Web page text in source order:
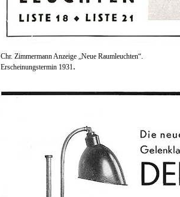
Chr. Zimmermann Anzeige „Neue Raumleuchten“.
Erscheinungstermin 1931.